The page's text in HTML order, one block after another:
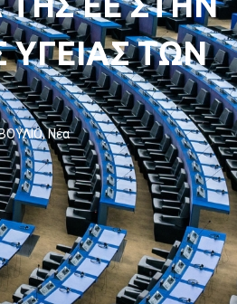
ΥΓΕΙΑΣ ΤΩΝ
,Νέα